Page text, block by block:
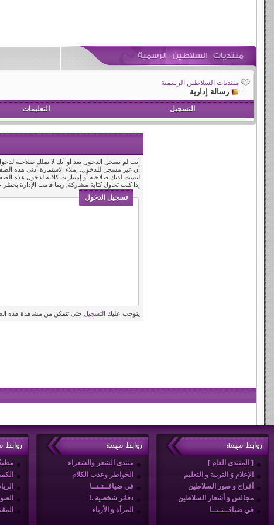
منتديات السلاطين الرسمية
رسالة إدارية
التسجيل التعليمات
أنت لم تسجل الدخول بعد أو أنك لا تملك صلاحية
أن غير مسجل للدخول. إملاء الاستمارة أدنى هذه
ليست لديك صلاحية أو إمتيازات كافية لدخول هذه
إذا كنت تحاول كتابة مشاركة, ربما قامت الإدارة
تسجيل الدخول
يتوجب عليك التسجيل حتى تتمكن من مشاهدة هذه
روابط مهمة
[ المنتدى العام ]
الإعلام وَ التربية و التعليم
أفراح و صور السلاطين
مجالس وَ أشعار السلاطين
في ضيافــتـنــا
روابط مهمة
منتدى الشعر والشعراء
الخواطر وعذب الكلام
في ضيافــتـنــا
دفاتر شخصية .!
المرأة وَ الأزياء
روابط